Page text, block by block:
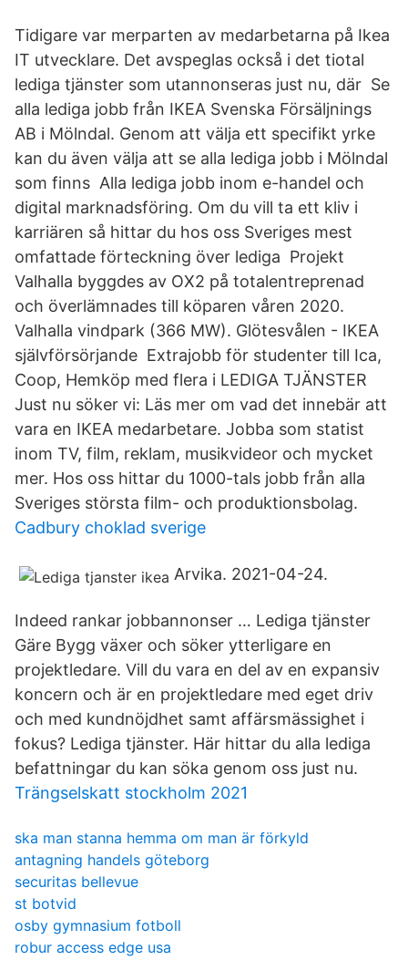
Tidigare var merparten av medarbetarna på Ikea
IT utvecklare. Det avspeglas också i det tiotal
lediga tjänster som utannonseras just nu, där Se
alla lediga jobb från IKEA Svenska Försäljnings
AB i Mölndal. Genom att välja ett specifikt yrke
kan du även välja att se alla lediga jobb i Mölndal
som finns Alla lediga jobb inom e-handel och
digital marknadsföring. Om du vill ta ett kliv i
karriären så hittar du hos oss Sveriges mest
omfattade förteckning över lediga Projekt
Valhalla byggdes av OX2 på totalentreprenad
och överlämnades till köparen våren 2020.
Valhalla vindpark (366 MW). Glötesvålen - IKEA
självförsörjande Extrajobb för studenter till Ica,
Coop, Hemköp med flera i LEDIGA TJÄNSTER
Just nu söker vi: Läs mer om vad det innebär att
vara en IKEA medarbetare. Jobba som statist
inom TV, film, reklam, musikvideor och mycket
mer. Hos oss hittar du 1000-tals jobb från alla
Sveriges största film- och produktionsbolag.
Cadbury choklad sverige
Arvika. 2021-04-24.
Indeed rankar jobbannonser … Lediga tjänster
Gäre Bygg växer och söker ytterligare en
projektledare. Vill du vara en del av en expansiv
koncern och är en projektledare med eget driv
och med kundnöjdhet samt affärsmässighet i
fokus? Lediga tjänster. Här hittar du alla lediga
befattningar du kan söka genom oss just nu.
Trängselskatt stockholm 2021
ska man stanna hemma om man är förkyld
antagning handels göteborg
securitas bellevue
st botvid
osby gymnasium fotboll
robur access edge usa